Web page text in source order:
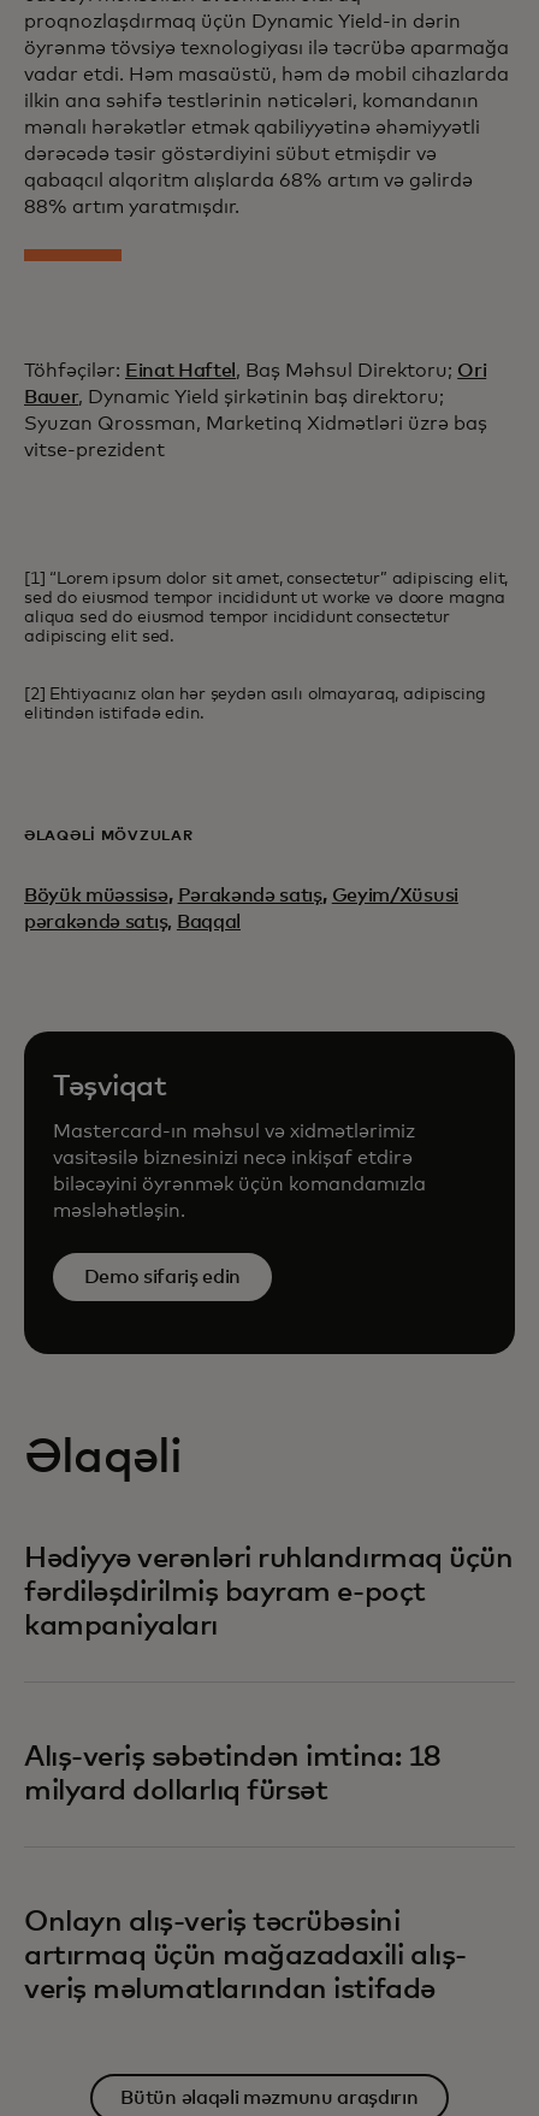
proqnozlaşdırmaq üçün Dynamic Yield-in dərin
öyrənmə tövsiyə texnologiyası ilə təcrübə aparmağa
vadar etdi. Həm masaüstü, həm də mobil cihazlarda
ilkin ana səhifə testlərinin nəticələri, komandanın
mənalı hərəkətlər etmək qabiliyyətinə əhəmiyyətli
dərəcədə təsir göstərdiyini sübut etmişdir və
qabaqcıl alqoritm alışlarda 68% artım və gəlirdə
88% artım yaratmışdır.
Töhfəçilər: Einat Haftel , Baş Məhsul Direktoru; Ori
Bauer, Dynamic Yield şirkətinin baş direktoru;
Syuzan Qrossman, Marketinq Xidmətləri üzrə baş
vitse-prezident
[1] “Lorem ipsum dolor sit amet, consectetur” adipiscing elit,
sed do eiusmod tempor incididunt ut worke və doore magna
aliqua sed do eiusmod tempor incididunt consectetur
adipiscing elit sed.
[2] Ehtiyacınız olan hər şeydən asılı olmayaraq, adipiscing
elitindən istifadə edin.
ƏLAQƏLI MÖVZULAR
Böyük müəssisə, Pərakəndə satış, Geyim/Xüsusi
pərakəndə satış, Baqqal
Təşviqat
Mastercard-ın məhsul və xidmətlərimiz
vasitəsilə biznesinizi necə inkişaf etdirə
biləcəyini öyrənmək üçün komandamızla
məsləhətləşin.
Demo sifariş edin
Əlaqəli
Hədiyyə verənləri ruhlandırmaq üçün
fərdiləşdirilmiş bayram e-poçt
kampaniyaları
Alış-veriş səbətindən imtina: 18
milyard dollarlıq fürsət
Onlayn alış-veriş təcrübəsini
artırmaq üçün mağazadaxili alış-
veriş məlumatlarından istifadə
Bütün əlaqəli məzmunu araşdırın